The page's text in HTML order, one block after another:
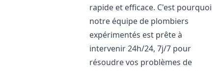
rapide et efficace. C'est pourquoi
notre équipe de plombiers
expérimentés est prête à
intervenir 24h/24, 7j/7 pour
résoudre vos problèmes de